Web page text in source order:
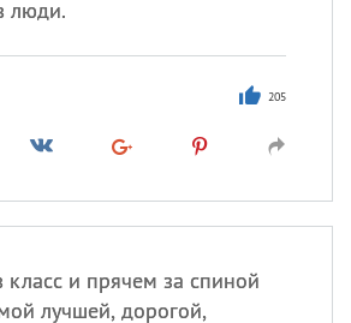
люди.
205
и прячем за спиной
лучшей, дорогой,